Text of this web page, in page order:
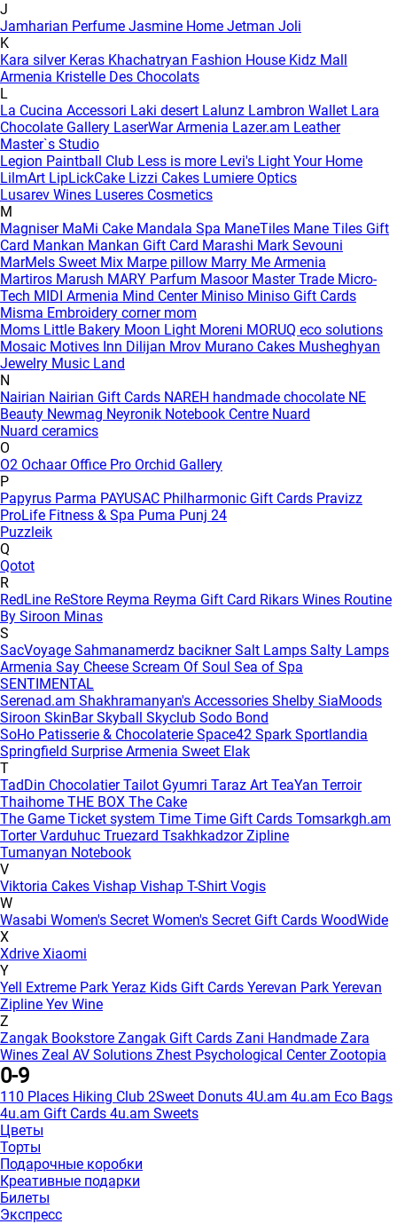
J
Jamharian Perfume Jasmine Home Jetman Joli
K
Kara silver Keras Khachatryan Fashion House Kidz Mall
Armenia Kristelle Des Chocolats
L
La Cucina Accessori Laki desert Lalunz Lambron Wallet Lara
Chocolate Gallery LaserWar Armenia Lazer.am Leather
Master`s Studio
Legion Paintball Club Less is more Levi's Light Your Home
LilmArt LipLickCake Lizzi Cakes Lumiere Optics
Lusarev Wines Luseres Cosmetics
M
Magniser MaMi Cake Mandala Spa ManeTiles Mane Tiles Gift
Card Mankan Mankan Gift Card Marashi Mark Sevouni
MarMels Sweet Mix Marpe pillow Marry Me Armenia
Martiros Marush MARY Parfum Masoor Master Trade Micro-
Tech MIDI Armenia Mind Center Miniso Miniso Gift Cards
Misma Embroidery corner mom
Moms Little Bakery Moon Light Moreni MORUQ eco solutions
Mosaic Motives Inn Dilijan Mrov Murano Cakes Musheghyan
Jewelry Music Land
N
Nairian Nairian Gift Cards NAREH handmade chocolate NE
Beauty Newmag Neyronik Notebook Centre Nuard
Nuard ceramics
O
O2 Ochaar Office Pro Orchid Gallery
P
Papyrus Parma PAYUSAC Philharmonic Gift Cards Pravizz
ProLife Fitness & Spa Puma Punj 24
Puzzleik
Q
Qotot
R
RedLine ReStore Reyma Reyma Gift Card Rikars Wines Routine
By Siroon Minas
S
SacVoyage Sahmanamerdz baciknerSalt Lamps Salty Lamps
Armenia Say Cheese Scream Of Soul Sea of Spa
SENTIMENTAL
Serenad.am Shakhramanyan's Accessories Shelby SiaMoods
Siroon SkinBarSkyball Skyclub Sodo Bond
SoHo Patisserie & Chocolaterie Space42 Spark Sportlandia
Springfield Surprise Armenia Sweet Elak
T
TadDin ChocolatierTailot Gyumri Taraz Art TeaYan Terroir
Thaihome THE BOX The Cake
The Game Ticket system Time Time Gift Cards Tomsarkgh.am
Torter Varduhuc Truezard Tsakhkadzor Zipline
Tumanyan Notebook
V
Viktoria Cakes Vishap Vishap T-Shirt Vogis
W
Wasabi Women's Secret Women's Secret Gift Cards WoodWide
X
Xdrive Xiaomi
Y
Yell Extreme Park Yeraz Kids Gift Cards Yerevan Park Yerevan
Zipline Yev Wine
Z
Zangak Bookstore Zangak Gift Cards Zani Handmade Zara
Wines Zeal AV Solutions Zhest Psychological CenterZootopia
0-9
110 Places Hiking Club 2Sweet Donuts 4U.am 4u.am Eco Bags
4u.am Gift Cards 4u.am Sweets
Цветы
Торты
Подарочные коробки
Креативные подарки
Билеты
Экспресс